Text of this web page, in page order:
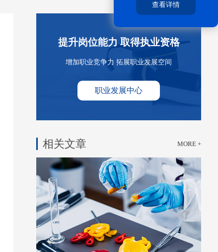
提升岗位能力 取得执业资格
增加职业竞争力 拓展职业发展空间
职业发展中心
相关文章 MORE +
查看详情